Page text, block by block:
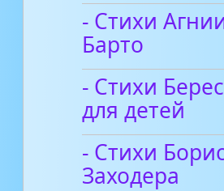
- Стихи
Барто
- Стихи
для детей
- Стихи
Заходера